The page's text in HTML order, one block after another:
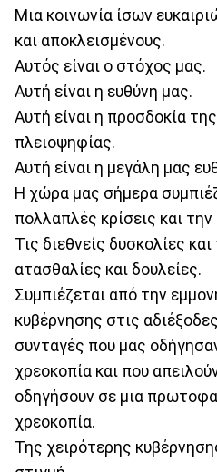
Μια κοινωνία ίσων
και αποκλεισμένους.
Αυτός είναι ο στόχος μας.
Αυτή είναι η ευθύνη μας.
Αυτή είναι η προσδοκία
πλειοψηφίας.
Αυτή είναι η μεγάλη μας
Η χώρα μας σήμερα
πολλαπλές κρίσεις και την
Τις διεθνείς δυσκολίες
ατασθαλίες και δουλείες.
Συμπιέζεται από την
κυβέρνησης στις
συνταγές που μας
χρεοκοπία και που
οδηγήσουν σε μια
χρεοκοπία.
Της χειρότερης